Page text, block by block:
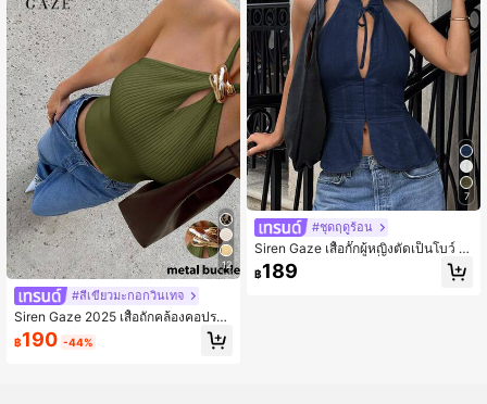
12
#สีเขียวมะกอกวินเทจ
Siren Gaze 2025 เสื้อถักคล้องคอประดั
บโลหะใหม่สำหรับผู้หญิง
฿190 -44%
7
#ชุดฤดูร้อน
Siren Gaze เสื้อกั๊กผู้หญิงตัดเป็นโบว์ ท
รงเข้ารูป สำหรับการเที่ยวประจำวัน
฿189